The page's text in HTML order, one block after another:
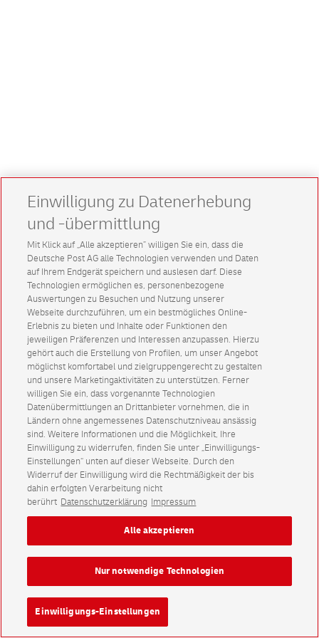
Einwilligung zu Datenerhebung
und -übermittlung
Mit Klick auf „Alle akzeptieren” willigen Sie ein, dass die
Deutsche Post AG alle Technologien verwenden und Daten
auf Ihrem Endgerät speichern und auslesen darf. Diese
Technologien ermöglichen es, personenbezogene
Auswertungen zu Besuchen und Nutzung unserer
Webseite durchzuführen, um ein bestmögliches Online-
Erlebnis zu bieten und Inhalte oder Funktionen den
jeweiligen Präferenzen und Interessen anzupassen. Hierzu
gehört auch die Erstellung von Profilen, um unser Angebot
möglichst komfortabel und zielgruppengerecht zu gestalten
und unsere Marketingaktivitäten zu unterstützen. Ferner
willigen Sie ein, dass vorgenannte Technologien
Datenübermittlungen an Drittanbieter vornehmen, die in
Ländern ohne angemessenes Datenschutzniveau ansässig
sind. Weitere Informationen und die Möglichkeit, Ihre
Einwilligung zu widerrufen, finden Sie unter „Einwilligungs-
Einstellungen“ unten auf dieser Webseite. Durch den
Widerruf der Einwilligung wird die Rechtmäßigkeit der bis
dahin erfolgten Verarbeitung nicht
berührt Datenschutzerklärung Impressum
Einwilligungs-Einstellungen
Nur notwendige Technologien
Alle akzeptieren